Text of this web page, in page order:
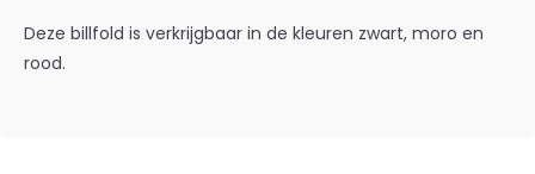
Deze billfold is verkrijgbaar in de kleuren zwart, moro en
rood.